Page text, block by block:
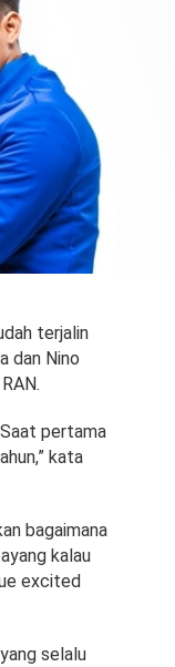
terjalin
dan Nino
pertama
kata
bagaimana
kalau
excited
selalu